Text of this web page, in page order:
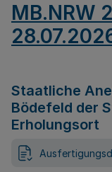
MB.NRW
Staatliche
Bödefeld der
Erholungsort